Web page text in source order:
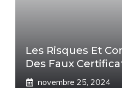
Les Risques Et
Des Faux
novembre 25, 2024